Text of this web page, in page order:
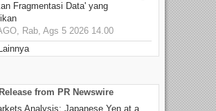
Fragmentasi Data' yang
Rab, Ags 5 2026 14.00
from PR Newswire
Analysis: Japanese Yen at a